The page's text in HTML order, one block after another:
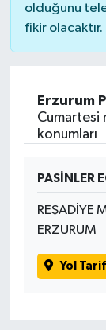
olduğunu
fikir olacaktır.
Erzurum
Cumartesi
konumları
PASİNLER
REŞADİYE
ERZURUM
Yol